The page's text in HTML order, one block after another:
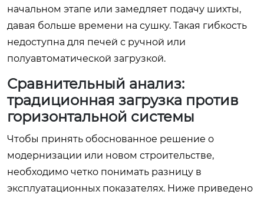
начальном этапе или замедляет подачу шихты,
давая больше времени на сушку. Такая гибкость
недоступна для печей с ручной или
полуавтоматической загрузкой.
Сравнительный анализ:
традиционная загрузка против
горизонтальной системы
Чтобы принять обоснованное решение о
модернизации или новом строительстве,
необходимо четко понимать разницу в
эксплуатационных показателях. Ниже приведено